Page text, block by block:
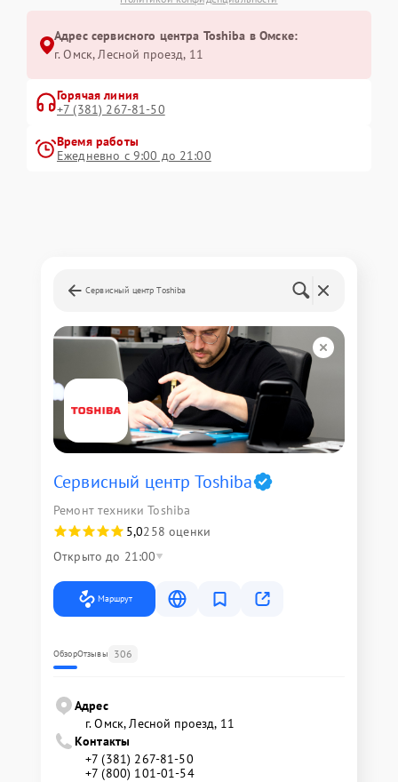
Адрес сервисного центра Toshiba в Омске:
г. Омск, ​Лесной проезд, 11
Горячая линия
+7 (381) 267-81-50
Время работы
Ежедневно с 9:00 до 21:00
Сервисный центр Toshiba
Сервисный центр Toshiba
Ремонт техники Toshiba
5,0258 оценки
Открыто до 21:00
Маршрут
ОбзорОтзывы 306
Адрес
г. Омск, ​Лесной проезд, 11
Контакты
+7 (381) 267-81-50
+7 (800) 101-01-54